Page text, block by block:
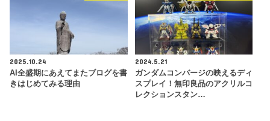
2025.10.24
AI全盛期にあえてまたブログを書
きはじめてみる理由
2024.5.21
ガンダムコンバージの映えるディ
スプレイ！無印良品のアクリルコ
レクションスタン…